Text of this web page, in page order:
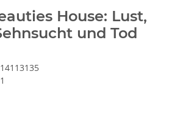
House: Lust,
und Tod